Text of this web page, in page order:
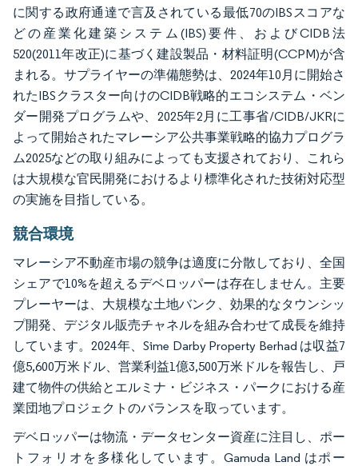
に関する政府通達で言及されている最低70のIBSスコアな
どの産業化建築システム(IBS)要件、およびCIDB法
520(2011年改正)に基づく建設製品・材料証明(CCPM)が含
まれる。サプライヤーの準備態勢は、2024年10月に開始さ
れたIBSクラスター向けのCIDB戦略的エコシステム・ベン
ダー開発プログラムや、2025年2月に工事省/CIDB/JKRに
よって開始されたマレーシア公共事業戦略的協力プログラ
ム2025などの取り組みによっても支援されており、これら
は大規模な官民開発におけるより標準化された技術対応型
の実施を目指している。
競合環境
マレーシア不動産市場の競争は適度に分散しており、全国
シェアで10%を超えるデベロッパーは存在しません。主要
プレーヤーは、大規模な土地バンク、効果的なタウンシッ
プ開発、デジタル販売チャネルを組み合わせて成長を維持
しています。2024年、Sime Darby Property Berhad は収益7
億5,600万米ドル、営業利益1億3,500万米ドルを報告し、戸
建て物件の供給とエルミナ・ビジネス・パークにおける産
業団地プロジェクトのバランスを取っています。
デベロッパーは物流・データセンター資産に注目し、ポー
トフォリオを多様化しています。Gamuda Land はポー